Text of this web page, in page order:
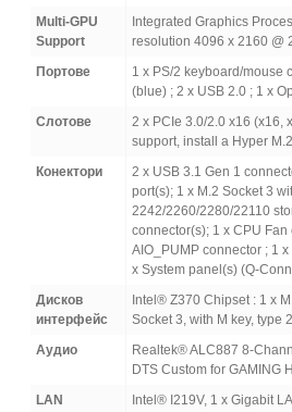
Multi-GPU
Support
Integrated Graphics
resolution 4096 x 2160 @
Портове
1 x PS/2 keyboard/mouse
(blue) ; 2 x USB 2.0 ; 1 x
Слотове
2 x PCIe 3.0/2.0 x16 (x16,
support, install a Hyper
Конектори
2 x USB 3.1 Gen 1
port(s); 1 x M.2 Socket 3
2242/2260/2280/22110
connector(s); 1 x CPU
AIO_PUMP connector ; 1
x System panel(s) (Q-
Дисков
интерфейс
Intel® Z370 Chipset : 1 x
Socket 3, with M key, type
Аудио
Realtek® ALC887 8-
DTS Custom for GAMING
LAN
Intel® I219V, 1 x Gigabit